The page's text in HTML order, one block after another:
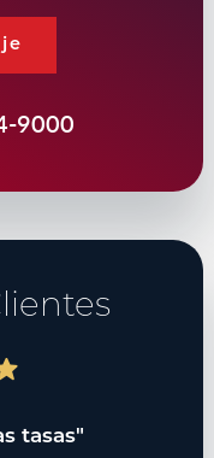
9000
tasas"